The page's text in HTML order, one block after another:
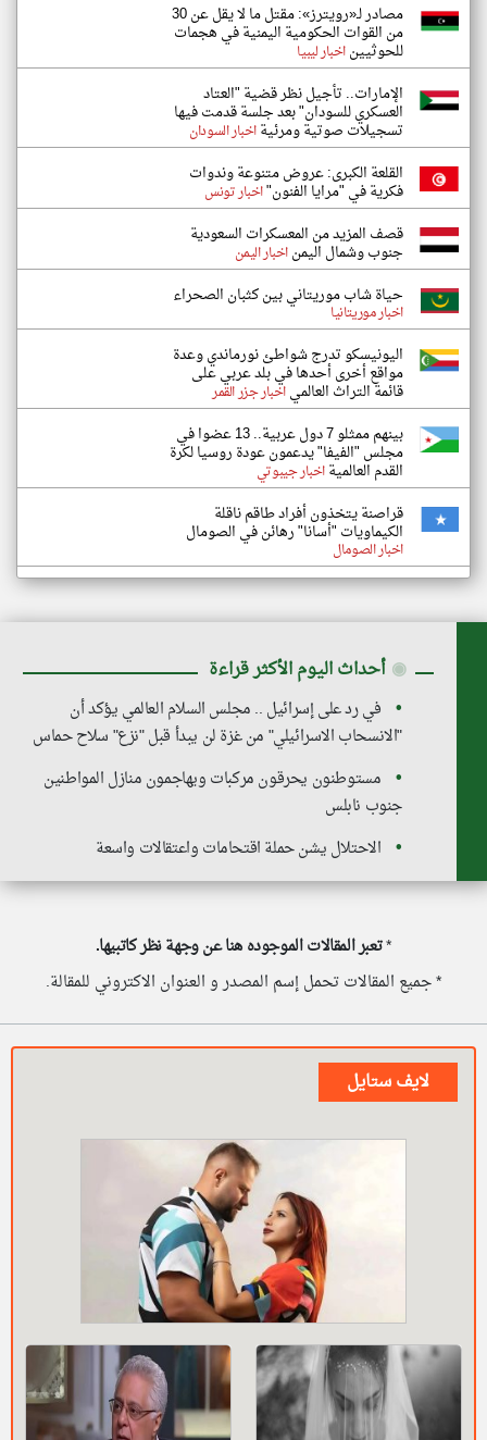
مصادر لـ«رويترز»: مقتل ما لا يقل عن 30
من القوات الحكومية اليمنية في هجمات
للحوثييناخبار ليبيا
الإمارات.. تأجيل نظر قضية "العتاد
العسكري للسودان" بعد جلسة قدمت فيها
تسجيلات صوتية ومرئيةاخبار السودان
القلعة الكبرى: عروض متنوعة وندوات
فكرية في "مرايا الفنون"اخبار تونس
قصف المزيد من المعسكرات السعودية
جنوب وشمال اليمناخبار اليمن
حياة شاب موريتاني بين كثبان الصحراء
اخبار موريتانيا
اليونيسكو تدرج شواطئ نورماندي وعدة
مواقع أخرى أحدها في بلد عربي على
قائمة التراث العالمياخبار جزر القمر
بينهم ممثلو 7 دول عربية.. 13 عضوا في
مجلس "الفيفا" يدعمون عودة روسيا لكرة
القدم العالميةاخبار جيبوتي
قراصنة يتخذون أفراد طاقم ناقلة
الكيماويات "أسانا" رهائن في الصومال
اخبار الصومال
◉ أحداث اليوم الأكثر قراءة
في رد على إسرائيل .. مجلس السلام العالمي يؤكد أن
"الانسحاب الاسرائيلي" من غزة لن يبدأ قبل "نزع" سلاح حماس
مستوطنون يحرقون مركبات ويهاجمون منازل المواطنين
جنوب نابلس
الاحتلال يشن حملة اقتحامات واعتقالات واسعة
*تعبر المقالات الموجوده هنا عن وجهة نظر كاتبيها.
* جميع المقالات تحمل إسم المصدر و العنوان الاكتروني للمقالة.
لايف ستايل